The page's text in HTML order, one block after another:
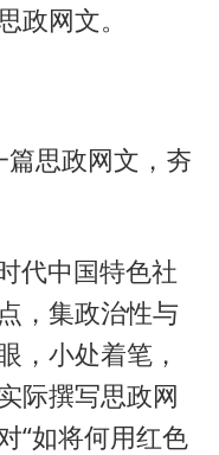
政网文。
篇思政网文，夯
代中国特色社
，集政治性与
，小处着笔，
际撰写思政网
“如将何用红色